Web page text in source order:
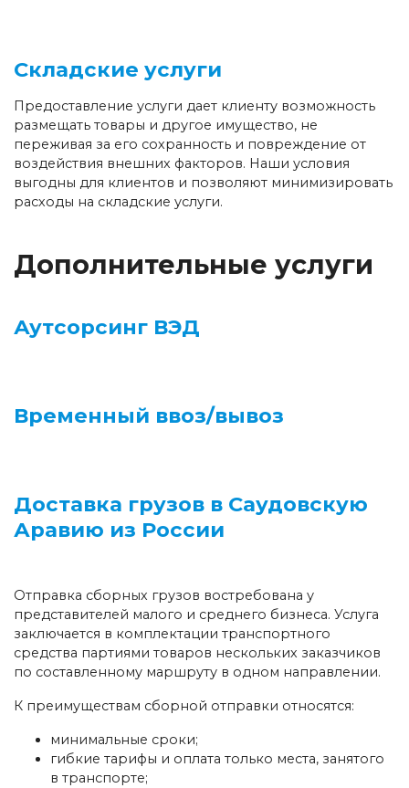
Складские услуги
Предоставление услуги дает клиенту возможность
размещать товары и другое имущество, не
переживая за его сохранность и повреждение от
воздействия внешних факторов. Наши условия
выгодны для клиентов и позволяют минимизировать
расходы на складские услуги.
Дополнительные услуги
Аутсорсинг ВЭД
Временный ввоз/вывоз
Доставка грузов в Саудовскую
Аравию из России
Отправка сборных грузов востребована у
представителей малого и среднего бизнеса. Услуга
заключается в комплектации транспортного
средства партиями товаров нескольких заказчиков
по составленному маршруту в одном направлении.
К преимуществам сборной отправки относятся:
минимальные сроки;
гибкие тарифы и оплата только места, занятого
в транспорте;